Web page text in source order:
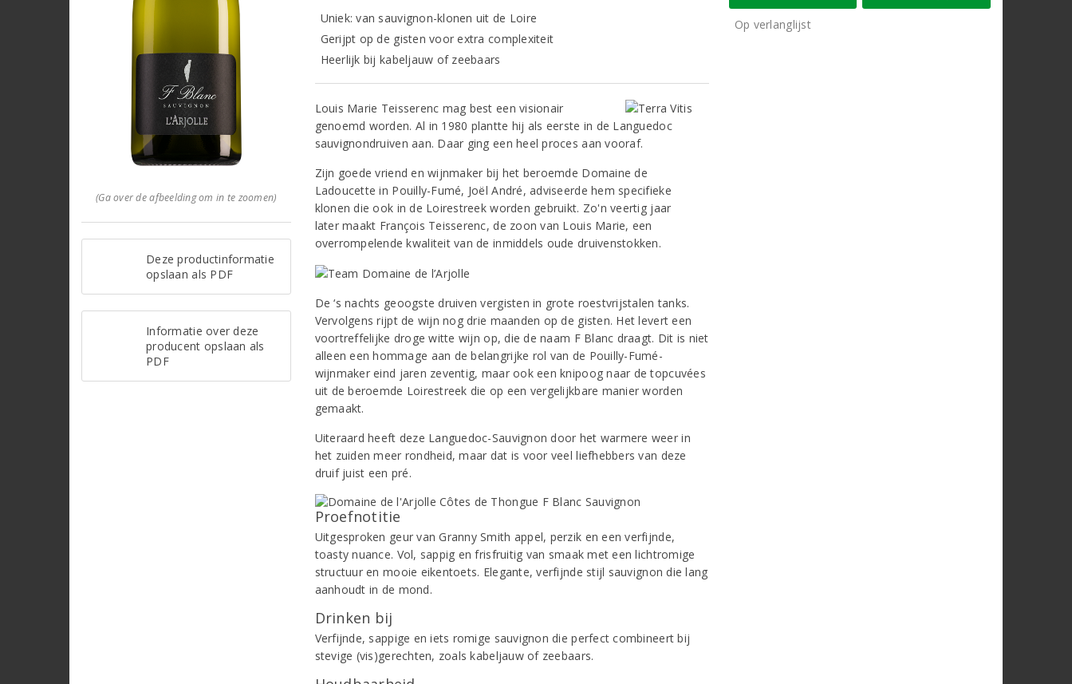
(Ga over de afbeelding om in te zoomen)
Deze productinformatie
opslaan als PDF
Informatie over deze
producent opslaan als
PDF
Uniek: van sauvignon-klonen uit de Loire
Gerijpt op de gisten voor extra complexiteit
Heerlijk bij kabeljauw of zeebaars
Louis Marie Teisserenc mag best een visionair
genoemd worden. Al in 1980 plantte hij als eerste in de Languedoc
sauvignondruiven aan. Daar ging een heel proces aan vooraf.
Zijn goede vriend en wijnmaker bij het beroemde Domaine de
Ladoucette in Pouilly-Fumé, Joël André, adviseerde hem specifieke
klonen die ook in de Loirestreek worden gebruikt. Zo'n veertig jaar
later maakt François Teisserenc, de zoon van Louis Marie, een
overrompelende kwaliteit van de inmiddels oude druivenstokken.
De ‘s nachts geoogste druiven vergisten in grote roestvrijstalen tanks.
Vervolgens rijpt de wijn nog drie maanden op de gisten. Het levert een
voortreffelijke droge witte wijn op, die de naam F Blanc draagt. Dit is niet
alleen een hommage aan de belangrijke rol van de Pouilly-Fumé-
wijnmaker eind jaren zeventig, maar ook een knipoog naar de topcuvées
uit de beroemde Loirestreek die op een vergelijkbare manier worden
gemaakt.
Uiteraard heeft deze Languedoc-Sauvignon door het warmere weer in
het zuiden meer rondheid, maar dat is voor veel liefhebbers van deze
druif juist een pré.
Proefnotitie
Uitgesproken geur van Granny Smith appel, perzik en een verfijnde,
toasty nuance. Vol, sappig en frisfruitig van smaak met een lichtromige
structuur en mooie eikentoets. Elegante, verfijnde stijl sauvignon die lang
aanhoudt in de mond.
Drinken bij
Verfijnde, sappige en iets romige sauvignon die perfect combineert bij
stevige (vis)gerechten, zoals kabeljauw of zeebaars.
Op verlanglijst